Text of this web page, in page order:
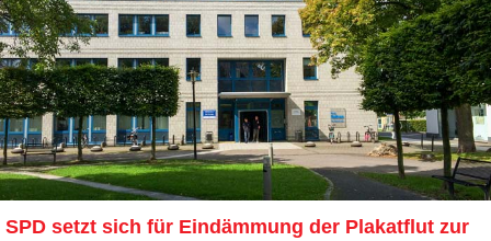
SPD setzt sich für Eindämmung der Plakatflut zur